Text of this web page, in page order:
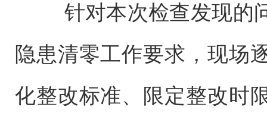
针对本次检查发现的问
隐患清零工作要求，现场
化整改标准、限定整改时